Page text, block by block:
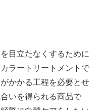
目立たなくするために
ラートリートメントで
かかる工程を必要とせ
いを得られる商品で